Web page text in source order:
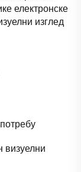
електронске
изглед
визуелни